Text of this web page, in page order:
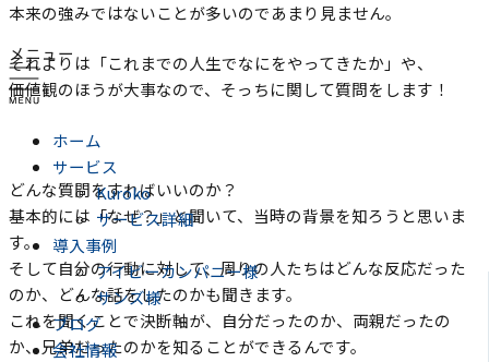
メニュー
ホーム
サービス
Kuroko
サービス詳細
導入事例
アイビーカンパニー様
サンズ様
ブログ
会社情報
本来の強みではないことが多いのであまり見ません。
それよりは「これまでの人生でなにをやってきたか」や、
価値観のほうが大事なので、そっちに関して質問をします！
どんな質問をすればいいのか？
基本的には「なぜ？」と聞いて、当時の背景を知ろうと思いま
す。
そして自分の行動に対して、周りの人たちはどんな反応だった
のか、どんな話をしたのかも聞きます。
これを聞くことで決断軸が、自分だったのか、両親だったの
か、兄弟だったのかを知ることができるんです。